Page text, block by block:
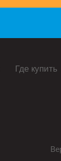
Где купить